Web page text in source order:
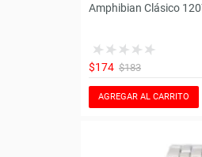
Amphibian Clásico
$174 $183
AGREGAR AL CARRITO